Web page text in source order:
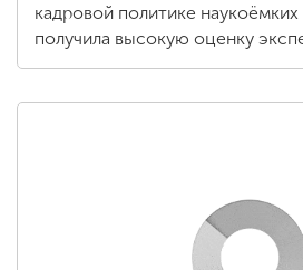
кадровой политике
получила высокую оценку